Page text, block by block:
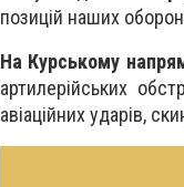
позицій наших
На Курському
артилерійських
авіаційних ударів,